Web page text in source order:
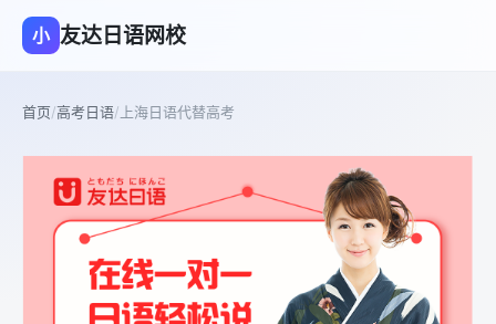
小 友达日语网校
首页/高考日语/ 上海日语代替高考